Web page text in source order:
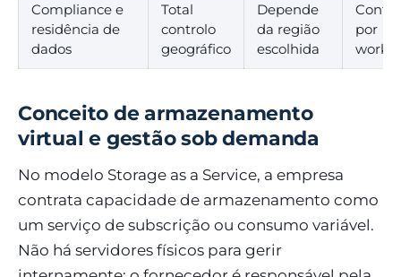
Compliance e
residência de
dados
Total
controlo
geográfico
Depende
da região
escolhida
por
Conceito de armazenamento
virtual e gestão sob demanda
No modelo Storage as a Service, a empresa
contrata capacidade de armazenamento como
um serviço de subscrição ou consumo variável.
Não há servidores físicos para gerir